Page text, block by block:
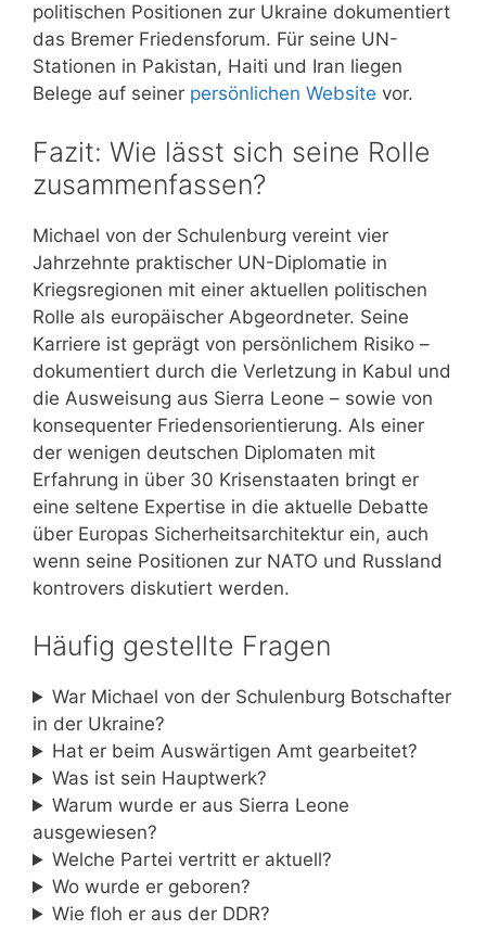
politischen Positionen zur Ukraine dokumentiert
das Bremer Friedensforum. Für seine UN-
Stationen in Pakistan, Haiti und Iran liegen
Belege auf seiner persönlichen Website vor.
Fazit: Wie lässt sich seine Rolle
zusammenfassen?
Michael von der Schulenburg vereint vier
Jahrzehnte praktischer UN-Diplomatie in
Kriegsregionen mit einer aktuellen politischen
Rolle als europäischer Abgeordneter. Seine
Karriere ist geprägt von persönlichem Risiko –
dokumentiert durch die Verletzung in Kabul und
die Ausweisung aus Sierra Leone – sowie von
konsequenter Friedensorientierung. Als einer
der wenigen deutschen Diplomaten mit
Erfahrung in über 30 Krisenstaaten bringt er
eine seltene Expertise in die aktuelle Debatte
über Europas Sicherheitsarchitektur ein, auch
wenn seine Positionen zur NATO und Russland
kontrovers diskutiert werden.
Häufig gestellte Fragen
War Michael von der Schulenburg Botschafter
in der Ukraine?
Hat er beim Auswärtigen Amt gearbeitet?
Was ist sein Hauptwerk?
Warum wurde er aus Sierra Leone
ausgewiesen?
Welche Partei vertritt er aktuell?
Wo wurde er geboren?
Wie floh er aus der DDR?